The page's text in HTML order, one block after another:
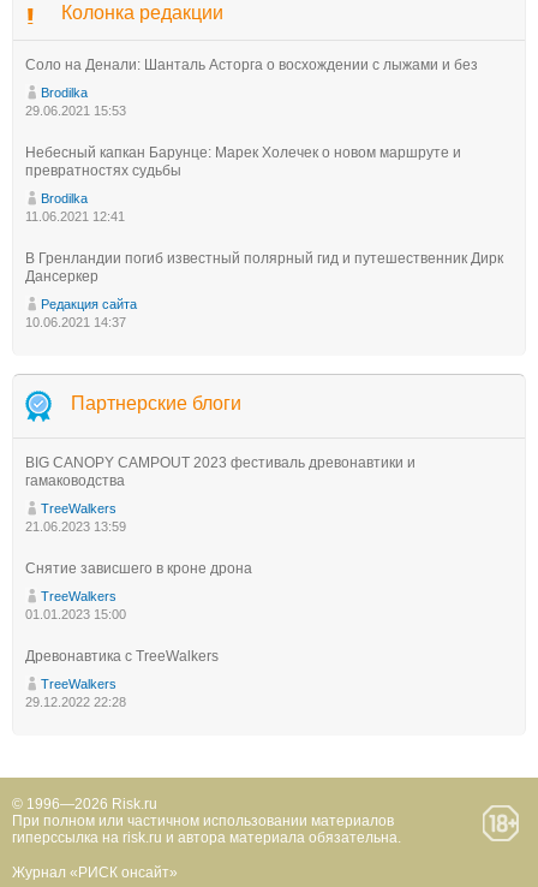
Колонка редакции
Соло на Денали: Шанталь Асторга о восхождении с лыжами и без
Brodilka
29.06.2021 15:53
Небесный капкан Барунце: Марек Холечек о новом маршруте и
превратностях судьбы
Brodilka
11.06.2021 12:41
В Гренландии погиб известный полярный гид и путешественник Дирк
Дансеркер
Редакция сайта
10.06.2021 14:37
Партнерские блоги
BIG CANOPY CAMPOUT 2023 фестиваль древонавтики и
гамаководства
TreeWalkers
21.06.2023 13:59
Снятие зависшего в кроне дрона
TreeWalkers
01.01.2023 15:00
Древонавтика с TreeWalkers
TreeWalkers
29.12.2022 22:28
© 1996—2026 Risk.ru
При полном или частичном использовании материалов
гиперссылка на risk.ru и автора материала обязательна.
Журнал «РИСК онсайт»